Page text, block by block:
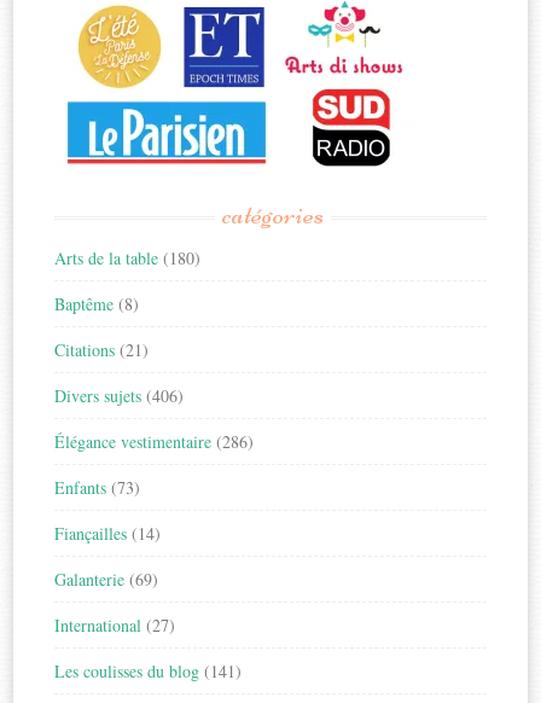
catégories
Arts de la table (180)
Baptême (8)
Citations (21)
Divers sujets (406)
Élégance vestimentaire (286)
Enfants (73)
Fiançailles (14)
Galanterie (69)
International (27)
Les coulisses du blog (141)